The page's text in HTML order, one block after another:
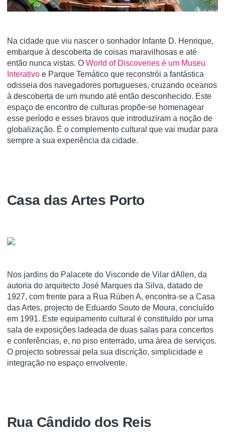
Na cidade que viu nascer o sonhador Infante D. Henrique,
embarque à descoberta de coisas maravilhosas e até
então nunca vistas. O World of Discoveries é um Museu
Interativo e Parque Temático que reconstrói a fantástica
odisseia dos navegadores portugueses, cruzando oceanos
à descoberta de um mundo até então desconhecido. Este
espaço de encontro de culturas propõe-se homenagear
esse período e esses bravos que introduziram a noção de
globalização. É o complemento cultural que vai mudar para
sempre a sua experiência da cidade.
Casa das Artes Porto
Nos jardins do Palacete do Visconde de Vilar dAllen, da
autoria do arquitecto José Marques da Silva, datado de
1927, com frente para a Rua Rúben A, encontra-se a Casa
das Artes, projecto de Eduardo Souto de Moura, concluído
em 1991. Este equipamento cultural é constituído por uma
sala de exposições ladeada de duas salas para concertos
e conferências, e, no piso enterrado, uma área de serviços.
O projecto sobressai pela sua discrição, simplicidade e
integração no espaço envolvente.
Rua Cândido dos Reis